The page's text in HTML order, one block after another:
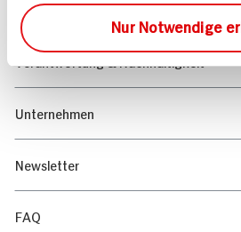
Nur Notwendige
Unser Magazin
Unternehmen
Newsletter
FAQ